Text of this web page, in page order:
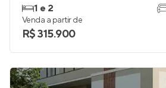
1 e 2
Venda a partir de
R$ 315.900